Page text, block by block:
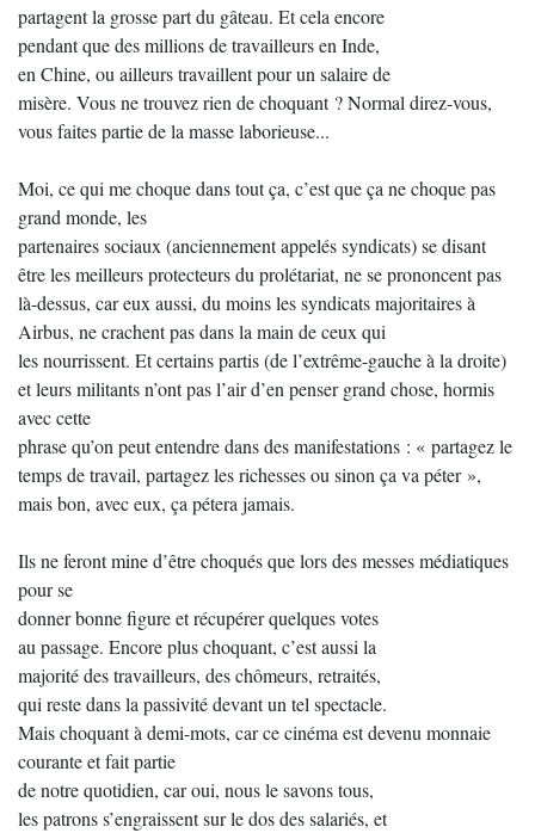
partagent la grosse part du gâteau. Et cela encore
pendant que des millions de travailleurs en Inde,
en Chine, ou ailleurs travaillent pour un salaire de
misère. Vous ne trouvez rien de choquant ? Normal direz-vous,
vous faites partie de la masse laborieuse...
Moi, ce qui me choque dans tout ça, c’est que ça ne choque pas
grand monde, les
partenaires sociaux (anciennement appelés syndicats) se disant
être les meilleurs protecteurs du prolétariat, ne se prononcent pas
là-dessus, car eux aussi, du moins les syndicats majoritaires à
Airbus, ne crachent pas dans la main de ceux qui
les nourrissent. Et certains partis (de l’extrême-gauche à la droite)
et leurs militants n’ont pas l’air d’en penser grand chose, hormis
avec cette
phrase qu’on peut entendre dans des manifestations : « partagez le
temps de travail, partagez les richesses ou sinon ça va péter »,
mais bon, avec eux, ça pétera jamais.
Ils ne feront mine d’être choqués que lors des messes médiatiques
pour se
donner bonne figure et récupérer quelques votes
au passage. Encore plus choquant, c’est aussi la
majorité des travailleurs, des chômeurs, retraités,
qui reste dans la passivité devant un tel spectacle.
Mais choquant à demi-mots, car ce cinéma est devenu monnaie
courante et fait partie
de notre quotidien, car oui, nous le savons tous,
les patrons s’engraissent sur le dos des salariés, et